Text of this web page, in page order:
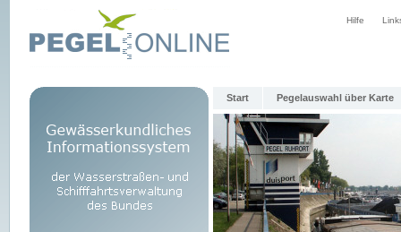
Hilfe
Start Pegelauswahl über Karte